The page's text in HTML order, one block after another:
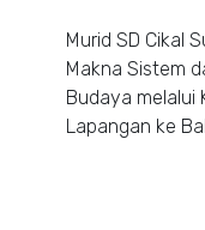
Murid SD Cikal
Makna Sistem
Budaya melalui
Lapangan ke